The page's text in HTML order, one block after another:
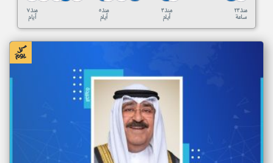
منذ ٧
أيام
منذ ٥
أيام
منذ ٣
أيام
منذ ٢٣
ساعة